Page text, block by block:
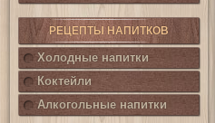
РЕЦЕПТЫ НАПИТКОВ
Холодные напитки
Коктейли
Алкогольные напитки